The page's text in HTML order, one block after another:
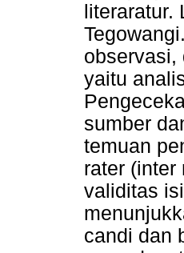
observasi,
yaitu
sumber
temuan
rater (inter
validitas
candi dan